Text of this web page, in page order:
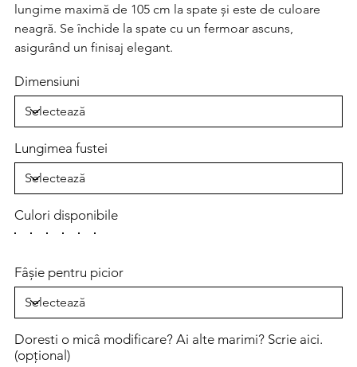
lungime maximă de 105 cm la spate și este de culoare
neagră. Se închide la spate cu un fermoar ascuns,
asigurând un finisaj elegant.
Dimensiuni
Lungimea fustei
Culori disponibile
Fâșie pentru picior
Doresti o micâ modificare? Ai alte marimi? Scrie aici.
(opțional)